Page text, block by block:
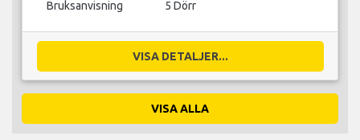
Bruksanvisning 5 Dörr
VISA DETALJER...
VISA ALLA